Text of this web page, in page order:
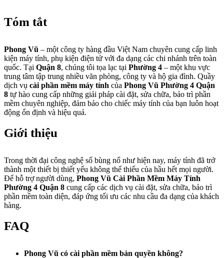
Tóm tắt
Phong Vũ – một công ty hàng đầu Việt Nam chuyên cung cấp linh
kiện máy tính, phụ kiện điện tử với đa dạng các chi nhánh trên toàn
quốc. Tại Quận 8, chúng tôi tọa lạc tại Phường 4 – một khu vực
trung tâm tập trung nhiều văn phòng, công ty và hộ gia đình. Quầy
dịch vụ cài phần mềm máy tính của Phong Vũ Phường 4 Quận
8 tự hào cung cấp những giải pháp cài đặt, sửa chữa, bảo trì phần
mềm chuyên nghiệp, đảm bảo cho chiếc máy tính của bạn luôn hoạt
động ổn định và hiệu quả.
Giới thiệu
Trong thời đại công nghệ số bùng nổ như hiện nay, máy tính đã trở
thành một thiết bị thiết yếu không thể thiếu của hầu hết mọi người.
Để hỗ trợ người dùng, Phong Vũ Cài Phần Mềm Máy Tính
Phường 4 Quận 8 cung cấp các dịch vụ cài đặt, sửa chữa, bảo trì
phần mềm toàn diện, đáp ứng tối ưu các nhu cầu đa dạng của khách
hàng.
FAQ
Phong Vũ có cài phần mềm bản quyền không?